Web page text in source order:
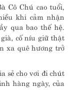
Cô Chú cao tuổi,
khi cảm nhận
qua bao thế hệ.
cố níu giữ thật
xa quê hương trở
sẻ cho vơi đi chút
hàng ngày, của